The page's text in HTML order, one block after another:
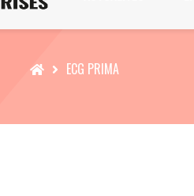
Accueil ECG PRIMA